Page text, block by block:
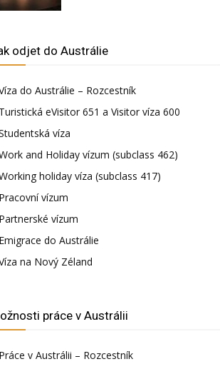
odjet do Austrálie
do Austrálie – Rozcestník
eVisitor 651 a Visitor víza 600
víza
and Holiday vízum (subclass 462)
holiday víza (subclass 417)
vízum
vízum
do Austrálie
na Nový Zéland
práce v Austrálii
v Austrálii – Rozcestník